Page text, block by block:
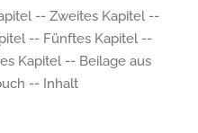
-- Zweites Kapitel --
-- Fünftes Kapitel --
Kapitel -- Beilage aus
-- Inhalt